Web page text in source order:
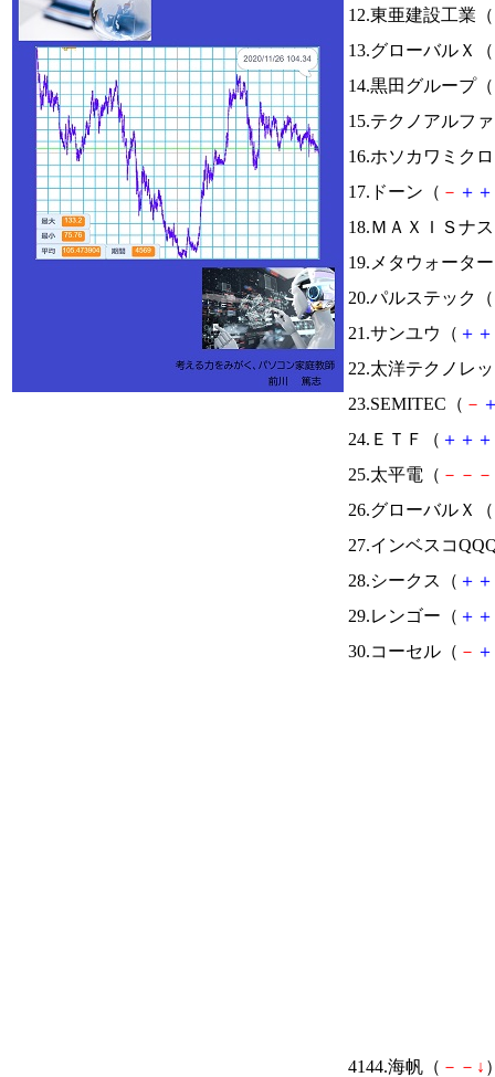
12.東亜建設工業（
13.グローバルＸ（
14.黒田グループ（
15.テクノアルフ
16.ホソカワミク
17.ドーン（ － ＋ ＋
18.ＭＡＸＩＳナ
19.メタウォータ
20.パルステック（
21.サンユウ（ ＋ ＋
22.太洋テクノレ
23.SEMITEC（ －
24.ＥＴＦ（ ＋ ＋ ＋
25.太平電（ － － －
26.グローバルＸ（
27.インベスコ
28.シークス（ ＋ ＋
29.レンゴー（ ＋ ＋
30.コーセル（ － ＋
4144.海帆（ － － ↓